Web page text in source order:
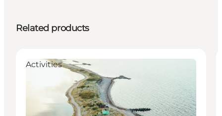
Related products
Activities